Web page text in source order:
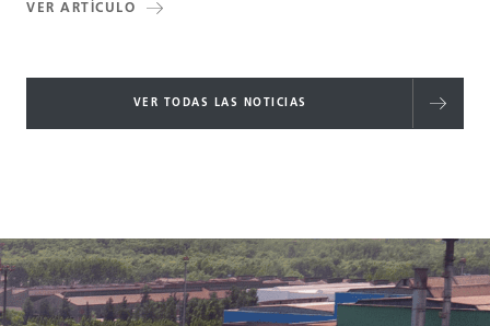
VER ARTÍCULO
VER TODAS LAS NOTICIAS